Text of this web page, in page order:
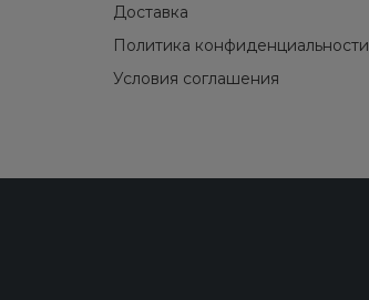
Доставка
Политика конфиденциальности
Условия соглашения